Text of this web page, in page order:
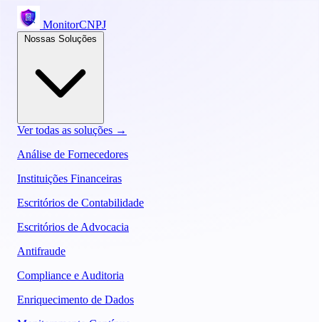
MonitorCNPJ
Ver todas as soluções →
Análise de Fornecedores
Instituições Financeiras
Escritórios de Contabilidade
Escritórios de Advocacia
Antifraude
Compliance e Auditoria
Enriquecimento de Dados